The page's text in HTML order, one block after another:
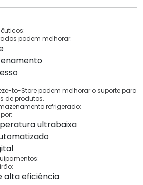
podem melhorar:
to-Store podem melhorar o suporte para
de produtos.
refrigerado:
ultrabaixa
alta eficiência